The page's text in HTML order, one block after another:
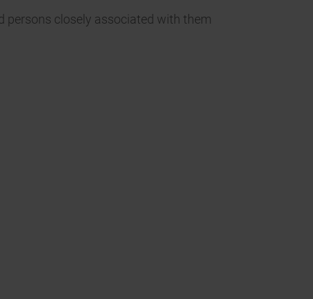
persons closely associated with them